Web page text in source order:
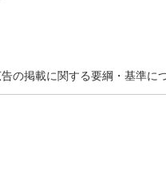
の掲載に関する要綱・基準に